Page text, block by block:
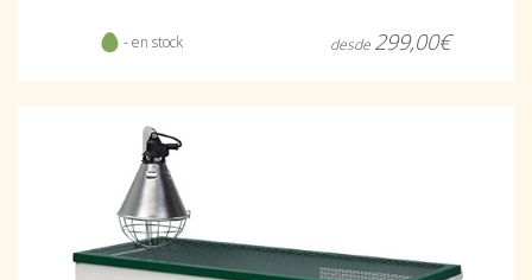
- en stock desde 299,00€